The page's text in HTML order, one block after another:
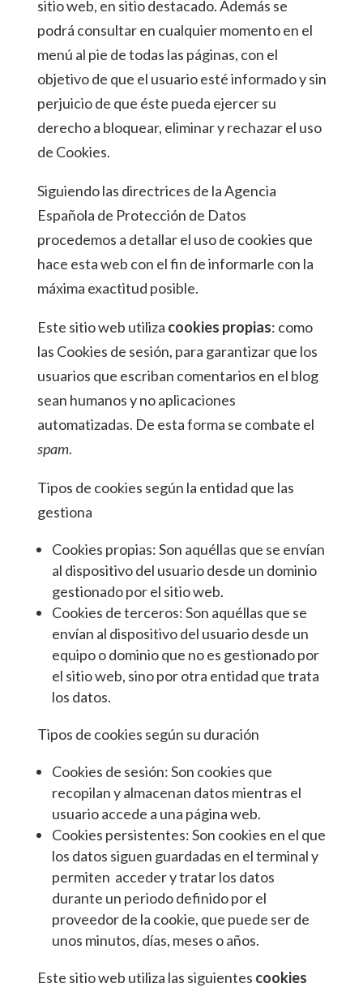
sitio web, en sitio destacado. Además se
podrá consultar en cualquier momento en el
menú al pie de todas las páginas, con el
objetivo de que el usuario esté informado y sin
perjuicio de que éste pueda ejercer su
derecho a bloquear, eliminar y rechazar el uso
de Cookies.
Siguiendo las directrices de la Agencia
Española de Protección de Datos
procedemos a detallar el uso de cookies que
hace esta web con el fin de informarle con la
máxima exactitud posible.
Este sitio web utiliza cookies propias: como
las Cookies de sesión, para garantizar que los
usuarios que escriban comentarios en el blog
sean humanos y no aplicaciones
automatizadas. De esta forma se combate el
spam.
Tipos de cookies según la entidad que las
gestiona
Cookies propias: Son aquéllas que se envían
al dispositivo del usuario desde un dominio
gestionado por el sitio web.
Cookies de terceros: Son aquéllas que se
envían al dispositivo del usuario desde un
equipo o dominio que no es gestionado por
el sitio web, sino por otra entidad que trata
los datos.
Tipos de cookies según su duración
Cookies de sesión: Son cookies que
recopilan y almacenan datos mientras el
usuario accede a una página web.
Cookies persistentes: Son cookies en el que
los datos siguen guardadas en el terminal y
permiten acceder y tratar los datos
durante un periodo definido por el
proveedor de la cookie, que puede ser de
unos minutos, días, meses o años.
Este sitio web utiliza las siguientes cookies